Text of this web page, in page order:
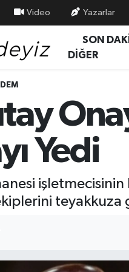
Video Yazarlar
SON
DİĞER
Yedi
teyakkuza
ve Fikstür